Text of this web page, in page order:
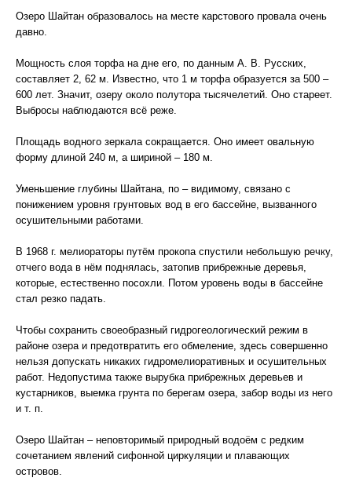
Озеро Шайтан образовалось на месте карстового провала очень
давно.
Мощность слоя торфа на дне его, по данным А. В. Русских,
составляет 2, 62 м. Известно, что 1 м торфа образуется за 500 –
600 лет. Значит, озеру около полутора тысячелетий. Оно стареет.
Выбросы наблюдаются всё реже.
Площадь водного зеркала сокращается. Оно имеет овальную
форму длиной 240 м, а шириной – 180 м.
Уменьшение глубины Шайтана, по – видимому, связано с
понижением уровня грунтовых вод в его бассейне, вызванного
осушительными работами.
В 1968 г. мелиораторы путём прокопа спустили небольшую речку,
отчего вода в нём поднялась, затопив прибрежные деревья,
которые, естественно посохли. Потом уровень воды в бассейне
стал резко падать.
Чтобы сохранить своеобразный гидрогеологический режим в
районе озера и предотвратить его обмеление, здесь совершенно
нельзя допускать никаких гидромелиоративных и осушительных
работ. Недопустима также вырубка прибрежных деревьев и
кустарников, выемка грунта по берегам озера, забор воды из него
и т. п.
Озеро Шайтан – неповторимый природный водоём с редким
сочетанием явлений сифонной циркуляции и плавающих
островов.